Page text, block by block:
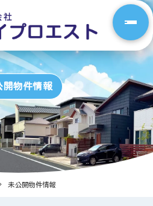
開物件情報
未公開物件情報